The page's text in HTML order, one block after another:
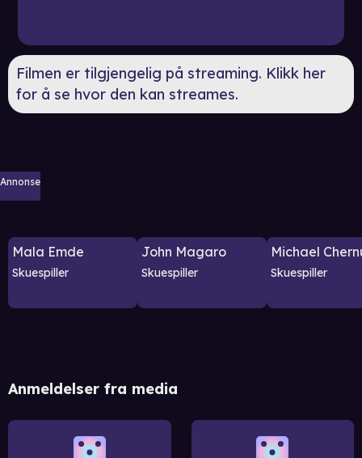
Filmen er tilgjengelig på streaming. Klikk her
for å se hvor den kan streames.
Annonse
Mala Emde
Skuespiller
John Magaro
Skuespiller
Michael
Skuespiller
Anmeldelser fra media